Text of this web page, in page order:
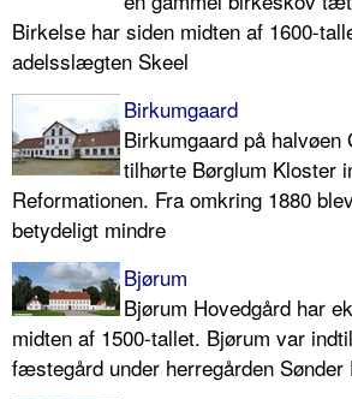
Birkelse har siden midten af 1600-
adelsslægten Skeel
Birkumgaard
Birkumgaard på halvøen
tilhørte Børglum Kloster
Reformationen. Fra omkring 1880
betydeligt mindre
Bjørum
Bjørum Hovedgård har
midten af 1500-tallet. Bjørum var
fæstegård under herregården